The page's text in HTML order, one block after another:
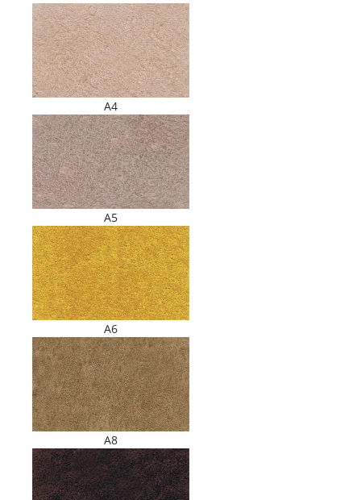
A4
A5
A6
A8